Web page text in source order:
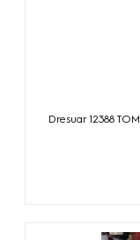
Dresuar 12388